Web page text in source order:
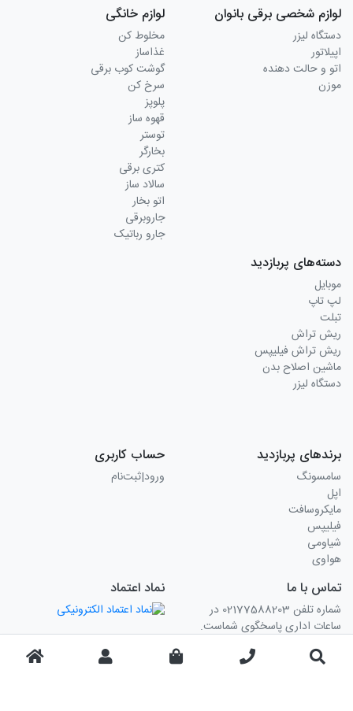
لوازم شخصی برقی بانوان
دستگاه لیزر
اپیلاتور
اتو و حالت دهنده
موزن
لوازم خانگی
مخلوط کن
غذاساز
گوشت کوب برقی
سرخ کن
پلوپز
قهوه ساز
توستر
بخارگر
کتری برقی
سالاد ساز
اتو بخار
جاروبرقی
جارو رباتیک
دسته‌های پربازدید
موبایل
لپ تاپ
تبلت
ریش تراش
ریش تراش فیلیپس
ماشین اصلاح بدن
دستگاه لیزر
برندهای پربازدید
سامسونگ
اپل
مایکروسافت
فیلیپس
شیاومی
هواوی
حساب کاربری
ورود|ثبت‌نام
تماس با ما
شماره تلفن 02177588203 در
ساعات اداری پاسخگوی شماست.
نماد اعتماد